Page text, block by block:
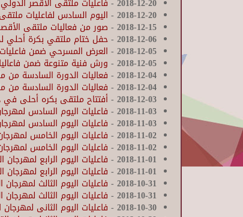
2018-12-20
- فاعليات ملتقى الاقصر
2018-12-20
- اليوم السادس لفاعليات
2018-12-15
- صور من فعاليات ملتقى الأقصر الدولى للتصوير
2018-12-06
-حفل ختام ملتقي بكرة أحلي
2018-12-05
- العرض المسرحي ضمن
2018-12-05
- ورش فنية متنوعة ضمن
2018-12-04
- فعاليات الدورة السادسة
2018-12-04
- فعاليات الدورة السادسة من
2018-12-03
-أفتتاح ملتقى بكره أحلى في
2018-11-03
- فاعليات اليوم السادس
2018-11-03
- فاعليات اليوم السادس
2018-11-02
- فاعليات اليوم الخامس
2018-11-02
- فاعليات اليوم الخامس
2018-11-01
- فاعليات اليوم الرابع
2018-11-01
- فاعليات اليوم الرابع
2018-10-31
- فاعليات اليوم الثالث
2018-10-31
- فاعليات اليوم الثالث
2018-10-30
- فاعليات اليوم الثانى